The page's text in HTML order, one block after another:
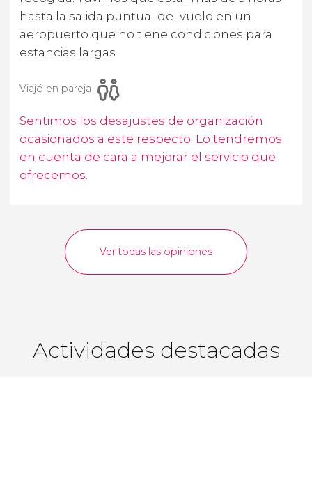
hasta la salida puntual del vuelo en un
aeropuerto que no tiene condiciones para
estancias largas
Viajó en pareja
Sentimos los desajustes de organización
ocasionados a este respecto. Lo tendremos
en cuenta de cara a mejorar el servicio que
ofrecemos.
Ver todas las opiniones
Actividades destacadas